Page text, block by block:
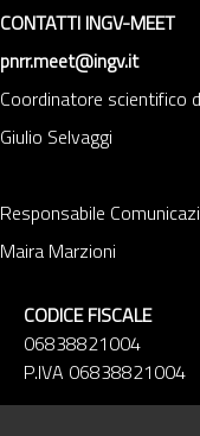
CONTATTI INGV-MEET
pnrr.meet@ingv.it
Coordinatore scientifico
Giulio Selvaggi
Responsabile
Maira Marzioni
CODICE FISCALE
06838821004
P.IVA 06838821004